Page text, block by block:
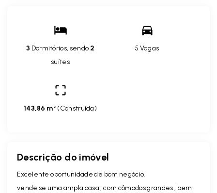
3 Dormitórios, sendo 2
suítes
5 Vagas
143,86 m² (Construída)
Descrição do imóvel
Excelente oportunidade de bom negócio.
vende se uma ampla casa , com cômodos grandes , bem